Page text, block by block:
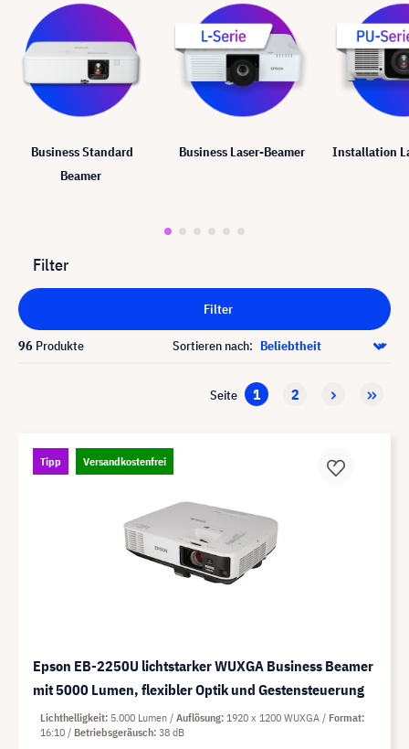
Business Standard
Beamer
Business Laser-Beamer Installation
Filter
Filter
96 Produkte Sortieren nach:
Seite 1 2
Tipp Versandkostenfrei
Epson EB-2250U lichtstarker WUXGA Business Beamer
mit 5000 Lumen, flexibler Optik und Gestensteuerung
Lichthelligkeit 5.000 Lumen Auflösung 1920 x 1200 WUXGA
Format
16:10
Betriebsgeräusch 38 dB